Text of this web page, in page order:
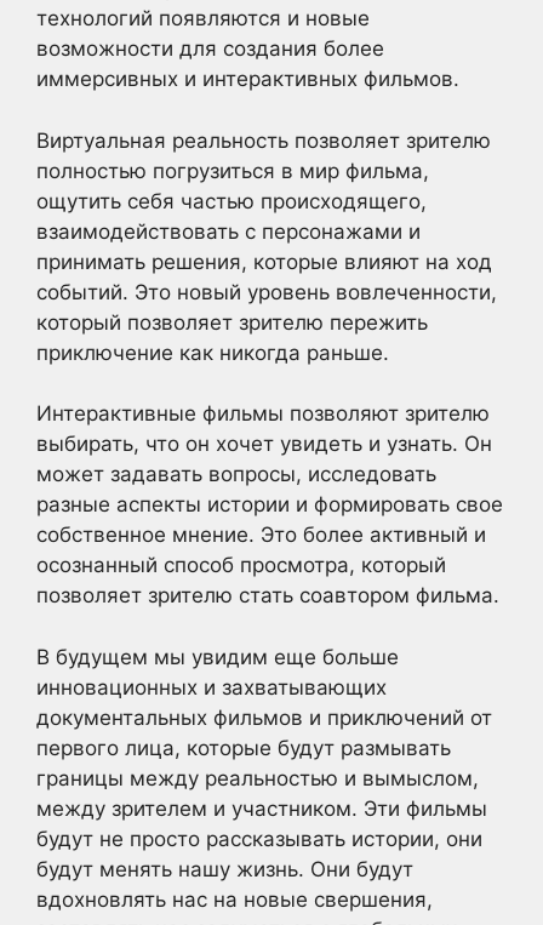
технологий появляются и новые
возможности для создания более
иммерсивных и интерактивных фильмов.
Виртуальная реальность позволяет зрителю
полностью погрузиться в мир фильма,
ощутить себя частью происходящего,
взаимодействовать с персонажами и
принимать решения, которые влияют на ход
событий. Это новый уровень вовлеченности,
который позволяет зрителю пережить
приключение как никогда раньше.
Интерактивные фильмы позволяют зрителю
выбирать, что он хочет увидеть и узнать. Он
может задавать вопросы, исследовать
разные аспекты истории и формировать свое
собственное мнение. Это более активный и
осознанный способ просмотра, который
позволяет зрителю стать соавтором фильма.
В будущем мы увидим еще больше
инновационных и захватывающих
документальных фильмов и приключений от
первого лица, которые будут размывать
границы между реальностью и вымыслом,
между зрителем и участником. Эти фильмы
будут не просто рассказывать истории, они
будут менять нашу жизнь. Они будут
вдохновлять нас на новые свершения,